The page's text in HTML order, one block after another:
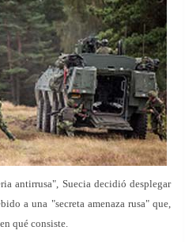
antirrusa", Suecia decidió desplegar
a una "secreta amenaza rusa" que,
qué consiste.